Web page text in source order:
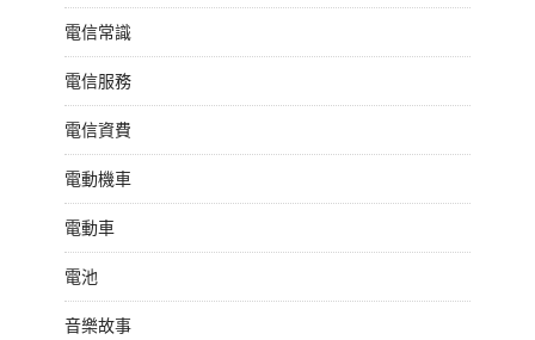
電信常識
電信服務
電信資費
電動機車
電動車
電池
音樂故事